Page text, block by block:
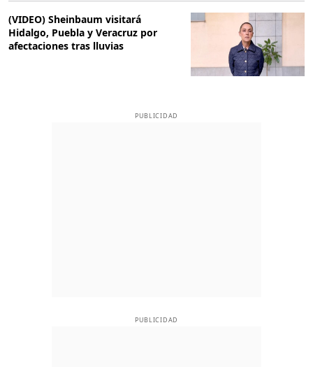
(VIDEO) Sheinbaum visitará
Hidalgo, Puebla y Veracruz por
afectaciones tras lluvias
PUBLICIDAD
PUBLICIDAD